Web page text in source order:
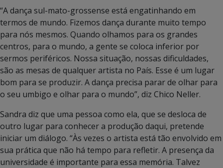
“A dança sul-mato-grossense está engatinhando em
termos de mundo. Fizemos dança durante muito tempo
para nós mesmos. Quando olhamos para os grandes
centros, para o mundo, a gente se coloca inferior por
sermos periféricos. Nossa situação, nossas dificuldades,
são as mesas de qualquer artista no País. Esse é um lugar
bom para se produzir. A dança precisa parar de olhar para
o seu umbigo e olhar para o mundo”, diz Chico Neller.
Sandra diz que uma pessoa como ela, que se desloca de
outro lugar para conhecer a produção daqui, pretende
iniciar um diálogo. “Às vezes o artista está tão envolvido em
sua prática que não há tempo para refletir. A presença da
universidade é importante para essa memória. Talvez